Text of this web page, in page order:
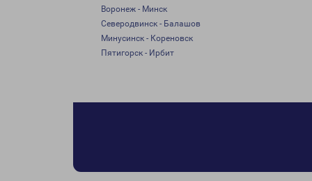
Воронеж - Минск
Северодвинск - Балашов
Минусинск - Кореновск
Пятигорск - Ирбит